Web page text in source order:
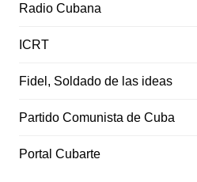
Radio Cubana
ICRT
Fidel, Soldado de las ideas
Partido Comunista de Cuba
Portal Cubarte